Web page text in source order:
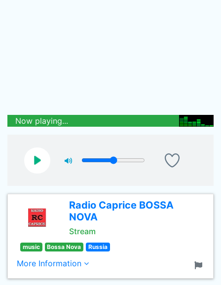
Now playing...
Radio Caprice BOSSA
NOVA
Stream
music Bossa Nova Russia
More Information